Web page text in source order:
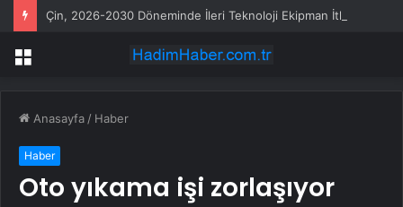
Menü
Anasayfa / Haber
Haber
Oto yıkama işi zorlaşıyor